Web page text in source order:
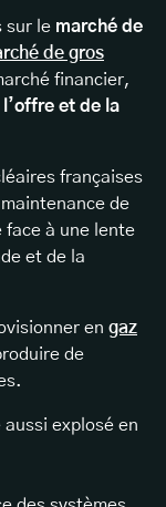
sur le marché de
de gros
financier,
l’offre et de la
françaises
de
face à une lente
et de la
en gaz
de
explosé en